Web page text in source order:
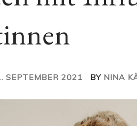
SEPTEMBER 2021 BY NINA